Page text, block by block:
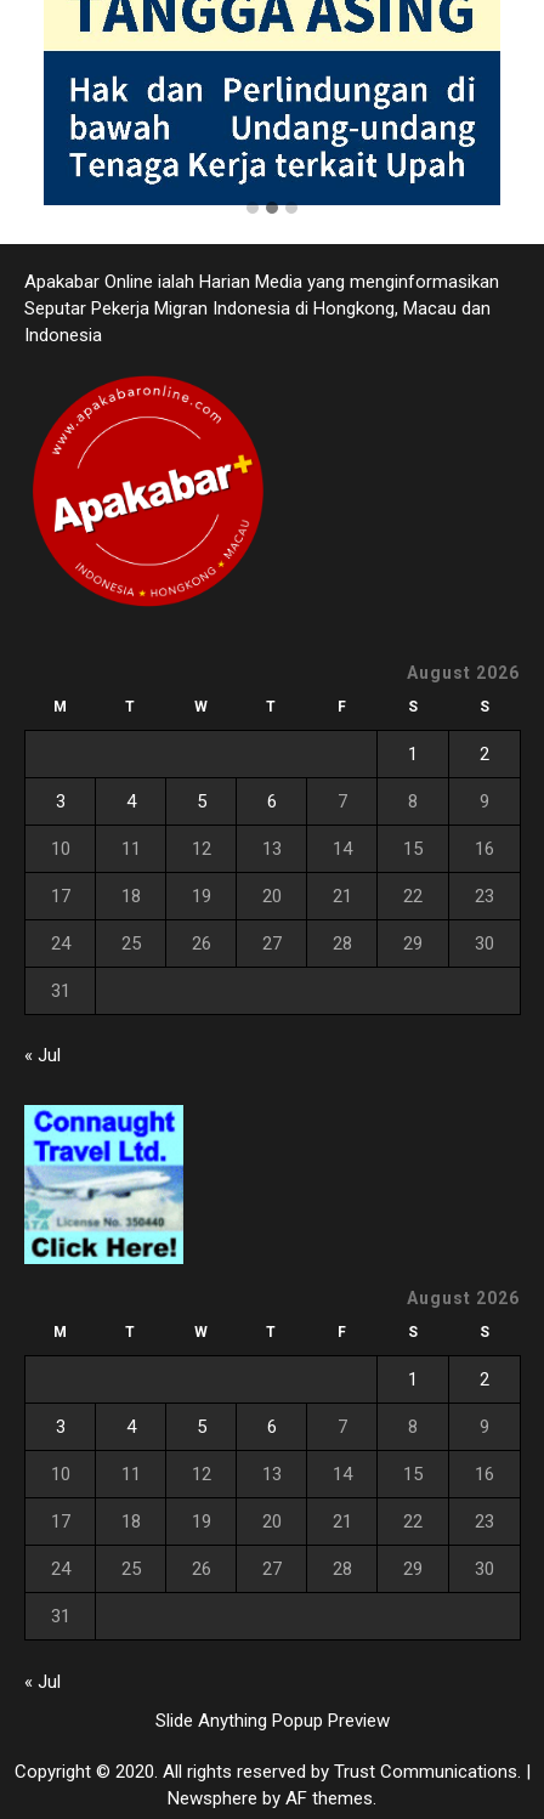
Apakabar Online ialah Harian Media yang menginformasikan
Seputar Pekerja Migran Indonesia di Hongkong, Macau dan
Indonesia
August 2026
M T W T F S S
1 2
3 4 5 6 7 8 9
10 11 12 13 14 15 16
17 18 19 20 21 22 23
24 25 26 27 28 29 30
31
« Jul
August 2026
M T W T F S S
1 2
3 4 5 6 7 8 9
10 11 12 13 14 15 16
17 18 19 20 21 22 23
24 25 26 27 28 29 30
31
« Jul
Slide Anything Popup Preview
Copyright © 2020. All rights reserved by Trust Communications. |
Newsphere by AF themes.